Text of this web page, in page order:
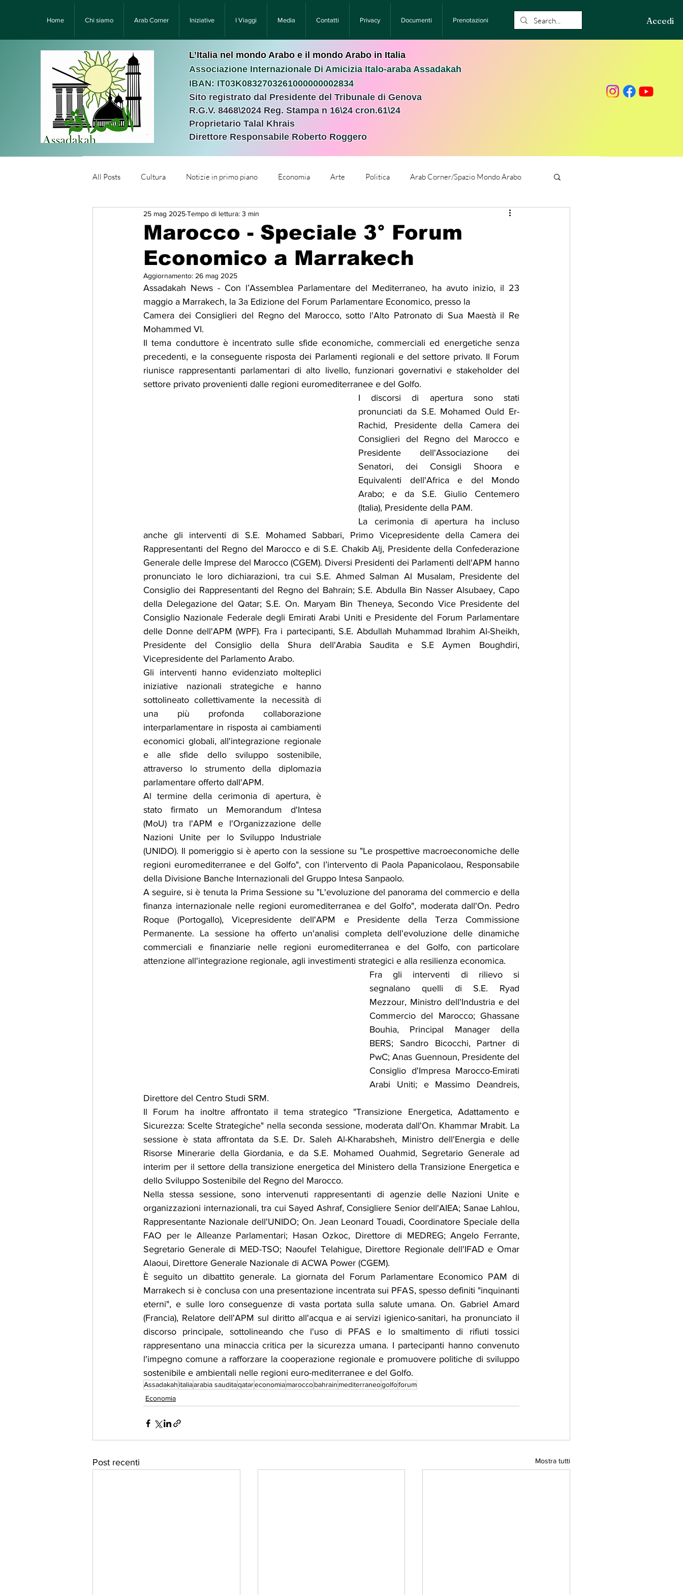
Home Chi siamo Arab Corner Iniziative I Viaggi Media Contatti Privacy Documenti Prenotazioni Accedi
L’Italia nel mondo Arabo e il mondo Arabo in Italia
Associazione Internazionale Di Amicizia Italo-araba Assadakah
IBAN: IT03K0832703261000000002834
Sito registrato dal Presidente del Tribunale di Genova
R.G.V. 8468\2024 Reg. Stampa n 16\24 cron.61\24 ​
Proprietario Talal Khrais
Direttore Responsabile Roberto Roggero
All Posts Cultura Notizie in primo piano Economia Arte Politica Arab Corner/Spazio Mondo Arabo
Նորություններ/Notizie Armene Comunicati Stampa
Migrazione e Rifugiati Sport Solidarietà Archeologia Musica Cinema
Mostre Festività Eventi Teatro Lega Araba Società Diritti Umani
Relazioni Internazionali Conflitti e Pace Gastronomia
Marocco - Speciale 3° Forum
Economico a Marrakech
25 mag 2025Tempo di lettura: 3 min
Aggiornamento: 26 mag 2025
Assadakah News - Con l’Assemblea Parlamentare del Mediterraneo, ha avuto inizio, il 23
maggio a Marrakech, la 3a Edizione del Forum Parlamentare Economico, presso la
Camera dei Consiglieri del Regno del Marocco, sotto l'Alto Patronato di Sua Maestà il Re
Mohammed VI.
Il tema conduttore è incentrato sulle sfide economiche, commerciali ed energetiche senza
precedenti, e la conseguente risposta dei Parlamenti regionali e del settore privato. Il Forum
riunisce rappresentanti parlamentari di alto livello, funzionari governativi e stakeholder del
settore privato provenienti dalle regioni euromediterranee e del Golfo.
I discorsi di apertura sono stati
pronunciati da S.E. Mohamed Ould Er-
Rachid, Presidente della Camera dei
Consiglieri del Regno del Marocco e
Presidente dell'Associazione dei
Senatori, dei Consigli Shoora e
Equivalenti dell'Africa e del Mondo
Arabo; e da S.E. Giulio Centemero
(Italia), Presidente della PAM.
La cerimonia di apertura ha incluso
anche gli interventi di S.E. Mohamed Sabbari, Primo Vicepresidente della Camera dei
Rappresentanti del Regno del Marocco e di S.E. Chakib Alj, Presidente della Confederazione
Generale delle Imprese del Marocco (CGEM). Diversi Presidenti dei Parlamenti dell'APM hanno
pronunciato le loro dichiarazioni, tra cui S.E. Ahmed Salman Al Musalam, Presidente del
Consiglio dei Rappresentanti del Regno del Bahrain; S.E. Abdulla Bin Nasser Alsubaey, Capo
della Delegazione del Qatar; S.E. On. Maryam Bin Theneya, Secondo Vice Presidente del
Consiglio Nazionale Federale degli Emirati Arabi Uniti e Presidente del Forum Parlamentare
delle Donne dell'APM (WPF). Fra i partecipanti, S.E. Abdullah Muhammad Ibrahim Al-Sheikh,
Presidente del Consiglio della Shura dell'Arabia Saudita e S.E Aymen Boughdiri,
Vicepresidente del Parlamento Arabo.
Gli interventi hanno evidenziato molteplici
iniziative nazionali strategiche e hanno
sottolineato collettivamente la necessità di
una più profonda collaborazione
interparlamentare in risposta ai cambiamenti
economici globali, all'integrazione regionale
e alle sfide dello sviluppo sostenibile,
attraverso lo strumento della diplomazia
parlamentare offerto dall'APM.
Al termine della cerimonia di apertura, è
stato firmato un Memorandum d'Intesa
(MoU) tra l'APM e l'Organizzazione delle
Nazioni Unite per lo Sviluppo Industriale
(UNIDO). Il pomeriggio si è aperto con la sessione su "Le prospettive macroeconomiche delle
regioni euromediterranee e del Golfo", con l’intervento di Paola Papanicolaou, Responsabile
della Divisione Banche Internazionali del Gruppo Intesa Sanpaolo.
A seguire, si è tenuta la Prima Sessione su "L'evoluzione del panorama del commercio e della
finanza internazionale nelle regioni euromediterranea e del Golfo", moderata dall'On. Pedro
Roque (Portogallo), Vicepresidente dell'APM e Presidente della Terza Commissione
Permanente. La sessione ha offerto un'analisi completa dell'evoluzione delle dinamiche
commerciali e finanziarie nelle regioni euromediterranea e del Golfo, con particolare
attenzione all'integrazione regionale, agli investimenti strategici e alla resilienza economica.
Fra gli interventi di rilievo si
segnalano quelli di S.E. Ryad
Mezzour, Ministro dell'Industria e del
Commercio del Marocco; Ghassane
Bouhia, Principal Manager della
BERS; Sandro Bicocchi, Partner di
PwC; Anas Guennoun, Presidente del
Consiglio d'Impresa Marocco-Emirati
Arabi Uniti; e Massimo Deandreis,
Direttore del Centro Studi SRM.
Il Forum ha inoltre affrontato il tema strategico "Transizione Energetica, Adattamento e
Sicurezza: Scelte Strategiche" nella seconda sessione, moderata dall'On. Khammar Mrabit. La
sessione è stata affrontata da S.E. Dr. Saleh Al-Kharabsheh, Ministro dell'Energia e delle
Risorse Minerarie della Giordania, e da S.E. Mohamed Ouahmid, Segretario Generale ad
interim per il settore della transizione energetica del Ministero della Transizione Energetica e
dello Sviluppo Sostenibile del Regno del Marocco.
Nella stessa sessione, sono intervenuti rappresentanti di agenzie delle Nazioni Unite e
organizzazioni internazionali, tra cui Sayed Ashraf, Consigliere Senior dell'AIEA; Sanae Lahlou,
Rappresentante Nazionale dell'UNIDO; On. Jean Leonard Touadi, Coordinatore Speciale della
FAO per le Alleanze Parlamentari; Hasan Ozkoc, Direttore di MEDREG; Angelo Ferrante,
Segretario Generale di MED-TSO; Naoufel Telahigue, Direttore Regionale dell'IFAD e Omar
Alaoui, Direttore Generale Nazionale di ACWA Power (CGEM).
È seguito un dibattito generale. La giornata del Forum Parlamentare Economico PAM di
Marrakech si è conclusa con una presentazione incentrata sui PFAS, spesso definiti "inquinanti
eterni", e sulle loro conseguenze di vasta portata sulla salute umana. On. Gabriel Amard
(Francia), Relatore dell'APM sul diritto all'acqua e ai servizi igienico-sanitari, ha pronunciato il
discorso principale, sottolineando che l'uso di PFAS e lo smaltimento di rifiuti tossici
rappresentano una minaccia critica per la sicurezza umana. I partecipanti hanno convenuto
l'impegno comune a rafforzare la cooperazione regionale e promuovere politiche di sviluppo
sostenibile e ambientali nelle regioni euro-mediterranee e del Golfo.
Assadakah italiaarabia sauditaqatareconomiamaroccobahrain mediterraneogolfoforum
Economia
Post recenti Mostra tutti